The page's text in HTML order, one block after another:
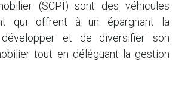
(SCPI) sont des véhicules
qui offrent à un épargnant la
et de diversifier son
tout en déléguant la gestion